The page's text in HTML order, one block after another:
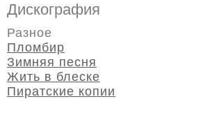
Дискография
Разное
Пломбир
Зимняя песня
Жить в блеске
Пиратские копии